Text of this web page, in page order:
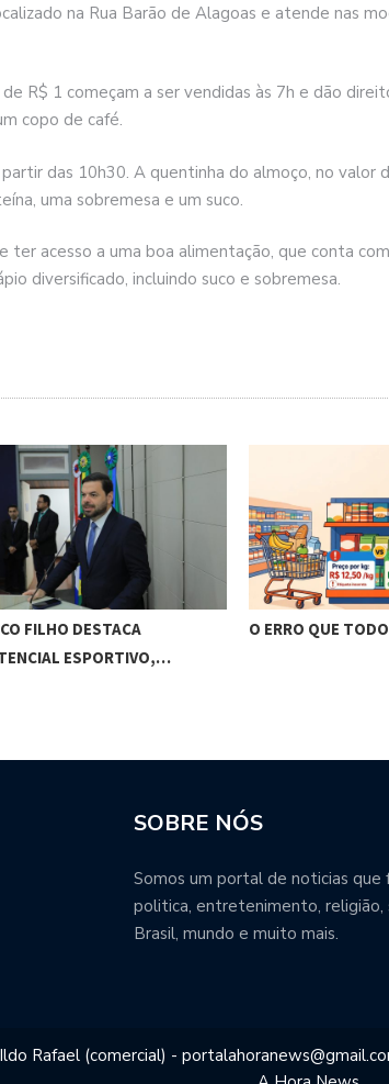
na Rua Barão de Alagoas e atende nas
R$ 1 começam a ser vendidas às 7h e dão
copo de café.
das 10h30. A quentinha do almoço, no valor
uma sobremesa e um suco.
ter acesso a uma boa alimentação, que conta com
diversificado, incluindo suco e sobremesa.
FILHO DESTACA
ESPORTIVO,…
O ERRO QUE
SOBRE NÓS
Somos um portal de noticias que
politica, entretenimento, religião,
Brasil, mundo e muito mais.
Rafael (comercial) -